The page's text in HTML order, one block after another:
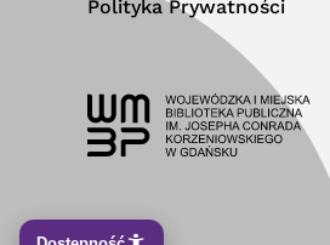
Polityka Prywatności